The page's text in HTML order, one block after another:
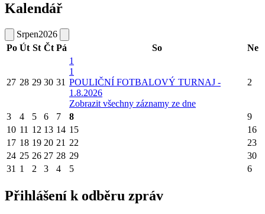
Kalendář
Srpen2026
Po Út St Čt Pá So Ne
27 28 29 30 31
1
1
POULIČNÍ FOTBALOVÝ TURNAJ -
1.8.2026
Zobrazit všechny záznamy ze dne
2
3 4 5 6 7 8
9
10 11 12 13 14 15
16
17 18 19 20 21 22
23
24 25 26 27 28 29
30
31 1 2 3 4 5 6
Přihlášení k odběru zpráv